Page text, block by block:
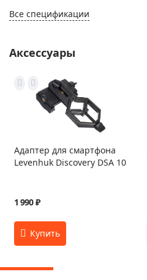
Все спецификации
Аксессуары
Адаптер для смартфона
Levenhuk Discovery DSA 10
1 990 ₽